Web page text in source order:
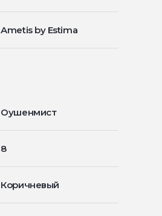
Ametis by Estima
Оушенмист
8
Коричневый